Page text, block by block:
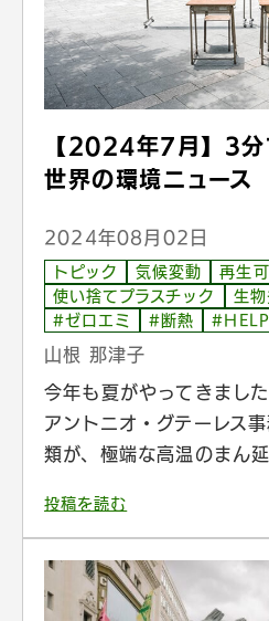
【2024年7月】3分
世界の環境ニュース
2024年08月02日
トピック 気候変動
再生
使い捨てプラスチック
生
#ゼロエミ
#断熱
山根 那津子
今年も夏がやってきまし
アントニオ・グテーレス
類が、極端な高温のまん
投稿を読む